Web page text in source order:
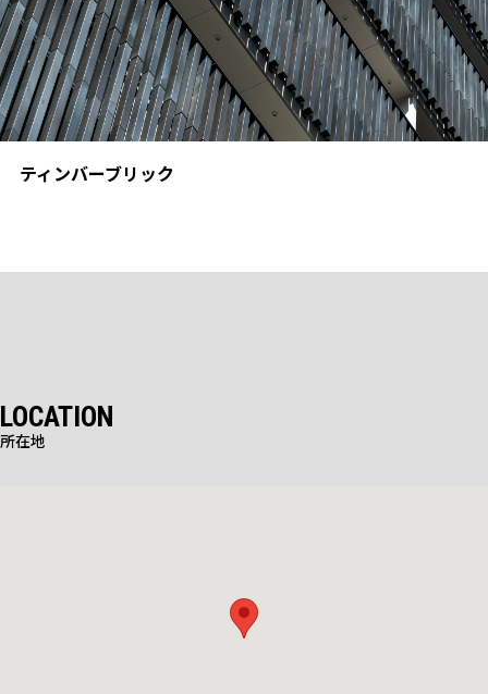
ティンバーブリック
LOCATION
所在地